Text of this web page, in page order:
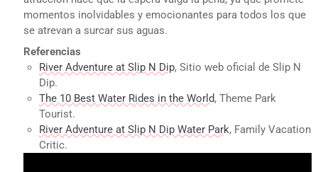
momentos inolvidables y emocionantes para todos los que
se atrevan a surcar sus aguas.
Referencias
River Adventure at Slip N Dip, Sitio web oficial de Slip N
Dip.
The 10 Best Water Rides in the World, Theme Park
Tourist.
River Adventure at Slip N Dip Water Park, Family Vacation
Critic.